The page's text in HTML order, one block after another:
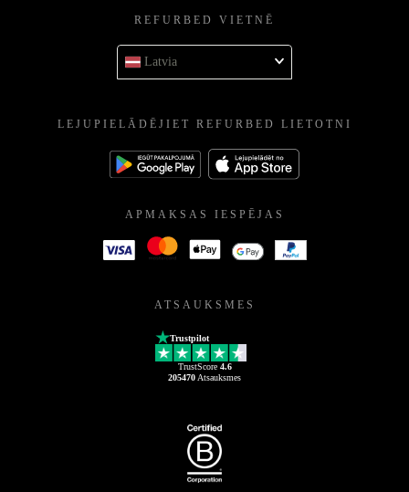
REFURBED VIETNĒ
Latvia
LEJUPIELĀDĒJIET REFURBED LIETOTNI
APMAKSAS IESPĒJAS
ATSAUKSMES
Trustpilot
TrustScore 4.6
205470 Atsauksmes